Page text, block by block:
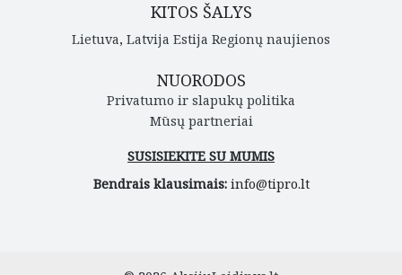
KITOS ŠALYS
Lietuva, Latvija Estija Regionų naujienos
NUORODOS
Privatumo ir slapukų politika
Mūsų partneriai
SUSISIEKITE SU MUMIS
Bendrais klausimais: info@tipro.lt